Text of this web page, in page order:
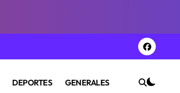
DEPORTES GENERALES